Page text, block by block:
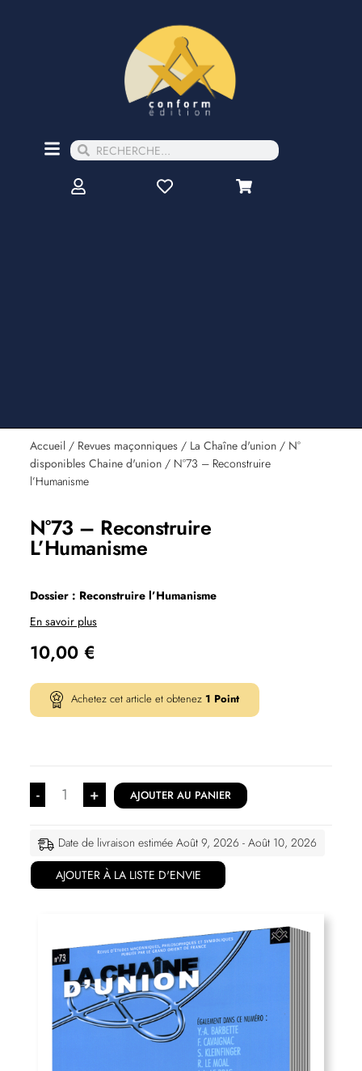
Accueil/ Revues maçonniques/ La Chaîne d'union/ N°
disponibles Chaine d'union/ N°73 – Reconstruire
l’Humanisme
N°73 – Reconstruire
L’Humanisme
Dossier : Reconstruire l’Humanisme
En savoir plus
10,00 €
Achetez cet article et obtenez 1 Point
- + AJOUTER AU PANIER
Date de livraison estimée Août 9, 2026 - Août 10, 2026
AJOUTER À LA LISTE D'ENVIE